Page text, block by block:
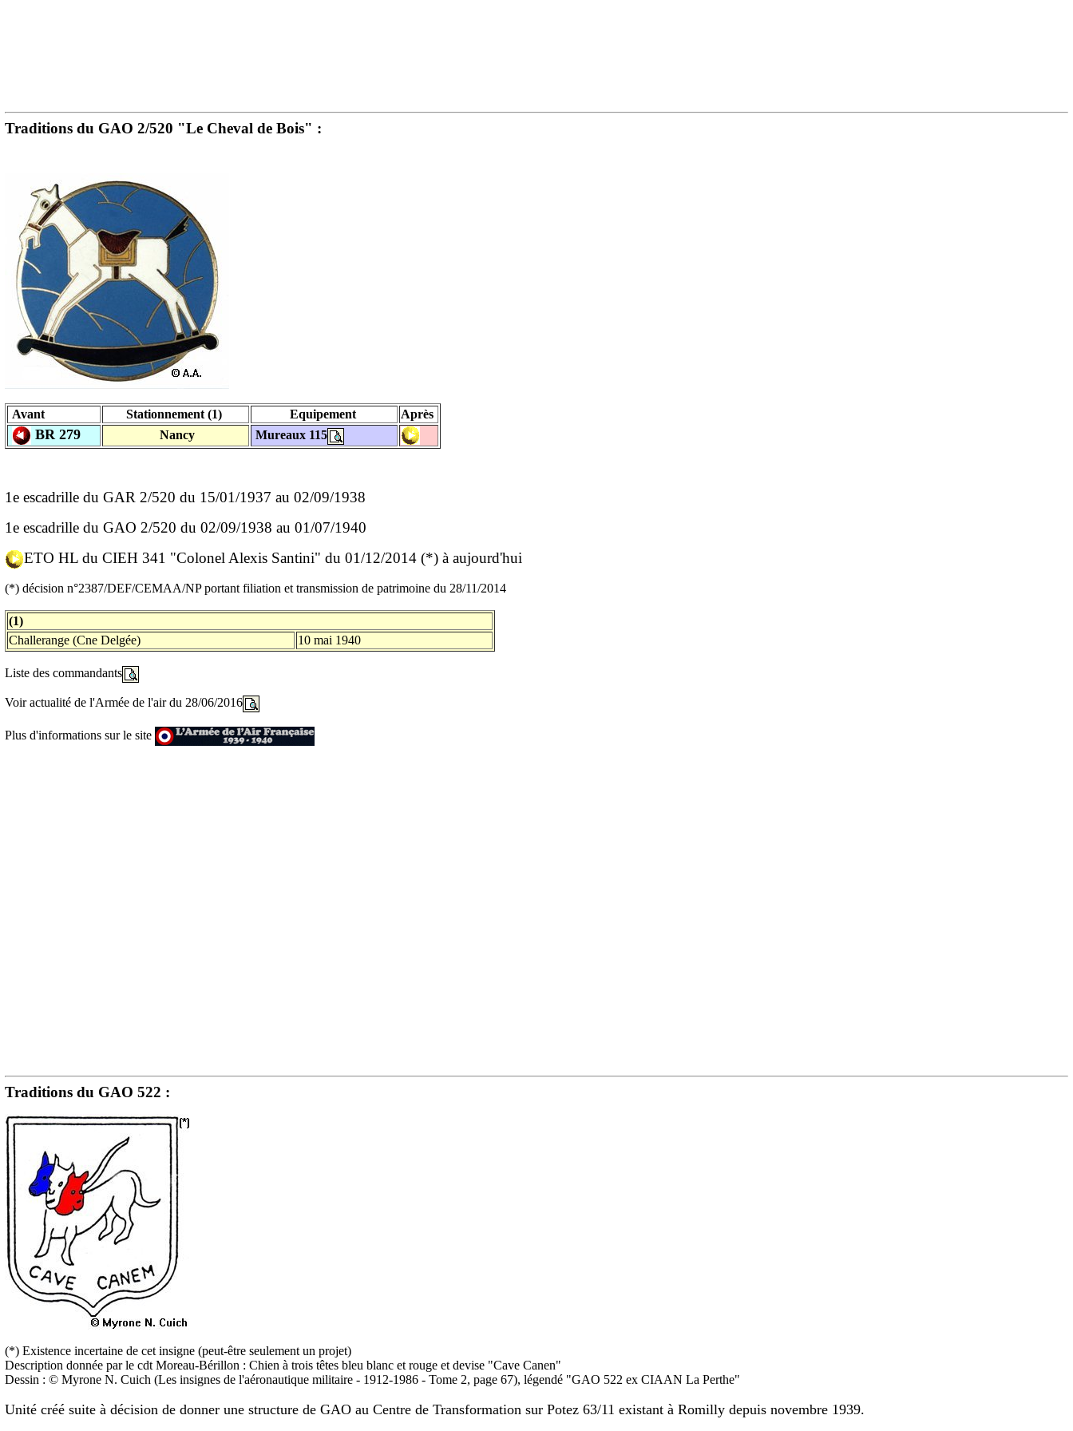
Traditions du GAO 2/520 "Le Cheval de Bois" :
Avant Stationnement (1) Equipement Après
BR 279 Nancy Mureaux 115
1e escadrille du GAR 2/520 du 15/01/1937 au 02/09/1938
1e escadrille du GAO 2/520 du 02/09/1938 au 01/07/1940
ETO HL du CIEH 341 "Colonel Alexis Santini" du 01/12/2014 (*) à aujourd'hui
(*) décision n°2387/DEF/CEMAA/NP portant filiation et transmission de patrimoine du 28/11/2014
(1)
Challerange (Cne Delgée)
10 mai 1940
Liste des commandants
Voir actualité de l'Armée de l'air du 28/06/2016
Plus d'informations sur le site
Traditions du GAO 522 :
(*) Existence incertaine de cet insigne (peut-être seulement un projet)
Description donnée par le cdt Moreau-Bérillon : Chien à trois têtes bleu blanc et rouge et devise "Cave Canen"
Dessin : © Myrone N. Cuich (Les insignes de l'aéronautique militaire - 1912-1986 - Tome 2, page 67), légendé "GAO 522 ex CIAAN La Perthe"
Unité créé suite à décision de donner une structure de GAO au Centre de Transformation sur Potez 63/11 existant à Romilly depuis novembre 1939.